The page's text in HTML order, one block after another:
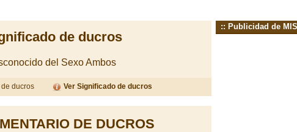
de ducros
del Sexo Ambos
ducros Ver Significado de ducros
DE DUCROS
:: Publicidad de